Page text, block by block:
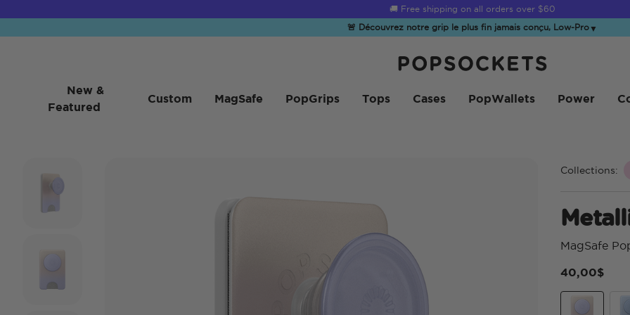
Summer Sendoff Sale is on 🚨 Up to 60% off
🚨 Découvrez notre grip le plus fin jamais conçu, Low-Pro▼
New &
Featured
Custom MagSafe PopGrips Tops Cases PopWallets Power
Collections:
MagSafe
40,00$